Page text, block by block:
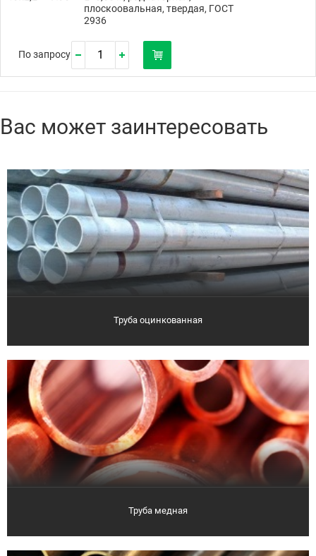
плоскоовальная, твердая, ГОСТ
2936
По запросу
Вас может заинтересовать
Труба оцинкованная
Труба медная